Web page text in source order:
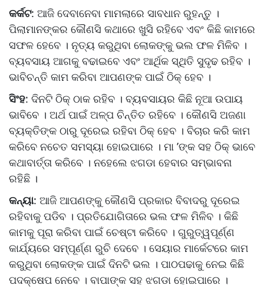
କର୍କଟ: ଆଜି ଦେବାନେବା ମାମଲାରେ ସାବଧାନ ରୁହନ୍ତୁ ।
ପିଲାମାନଙ୍କର କୌଣସି କଥାରେ ଖୁସି ରହିବେ ଏବଂ କିଛି କାମରେ
ସଫଳ ହେବେ । ନୃତ୍ୟ କରୁଥିବା ଲୋକଙ୍କୁ ଭଲ ଫଳ ମିଳିବ ।
ବ୍ୟବସାୟ ଆଗକୁ ବଢାଇବେ ଏବଂ ଆର୍ଥିକ ସ୍ଥିତି ସୁଦୃଢ ରହିବ ।
ଭାବିଚନ୍ତି କାମ କରିବା ଆପଣଙ୍କ ପାଇଁ ଠିକ୍‌ ହେବ ।
ସିଂହ: ଦିନଟି ଠିକ୍‌ ଠାକ ରହିବ । ବ୍ୟବସାୟର କିଛି ନୂଆ ଉପାୟ
ଭାବିବେ । ଅର୍ଥ ପାଇଁ ଅଳ୍ପ ଚିନ୍ତିତ ରହିବେ । କୌଣସି ଅଜଣା
ବ୍ୟକ୍ତିଙ୍କ ଠାରୁ ଦୂରେଇ ରହିବା ଠିକ୍‌ ହେବ । ବିଚାର କରି କାମ
କରିବେ ନଚେତ ସମସ୍ୟା ହୋଇପାରେ । ମା ’ଙ୍କ ସହ ଠିକ୍‌ ଭାବେ
କଥାବାର୍ତ୍ତା କରିବେ । ନହେଲେ ଝଗଡା ହେବାର ସମ୍ଭାବନା
ରହିଛି ।
କନ୍ୟା: ଆଜି ଆପଣଙ୍କୁ କୌଣସି ପ୍ରକାର ବିବାଦରୁ ଦୂରେଇ
ରହିବାକୁ ପଡିବ । ପ୍ରତିଯୋଗିତାରେ ଭଲ ଫଳ ମିଳିବ । କିଛି
କାମକୁ ପୂରା କରିବା ପାଇଁ ଚେଷ୍ଟା କରିବେ । ଗୁରୁତ୍ୱପୂର୍ଣ୍ଣ
କାର୍ଯ୍ୟରେ ସମ୍ପୂର୍ଣ୍ଣ ରୁଚି ଦେବେ । ସେୟାର ମାର୍କେଟରେ କାମ
କରୁଥିବା ଲୋକଙ୍କ ପାଇଁ ଦିନଟି ଭଲ । ପାଠପଢାକୁ ନେଇ କିଛି
ପଦକ୍ଷେପ ନେବେ । ବାପାଙ୍କ ସହ ଝଗଡା ହୋଇପାରେ ।